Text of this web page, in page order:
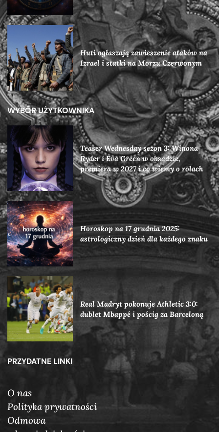
Huti ogłaszają zawieszenie ataków na
Izrael i statki na Morzu Czerwonym
WYBÓR UŻYTKOWNIKA
Teaser Wednesday sezon 3: Winona
Ryder i Eva Green w obsadzie,
premiera w 2027 i co wiemy o rolach
Horoskop na 17 grudnia 2025:
astrologiczny dzień dla każdego znaku
Real Madryt pokonuje Athletic 3:0:
dublet Mbappé i pościg za Barceloną
PRZYDATNE LINKI
O nas
Polityka prywatności
Odmowa